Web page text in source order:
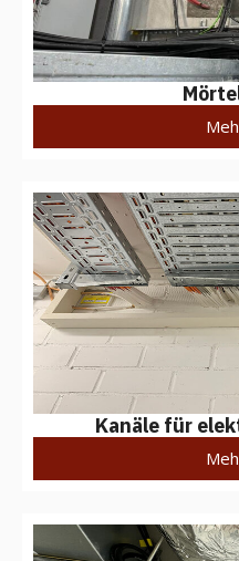
Kanäle für